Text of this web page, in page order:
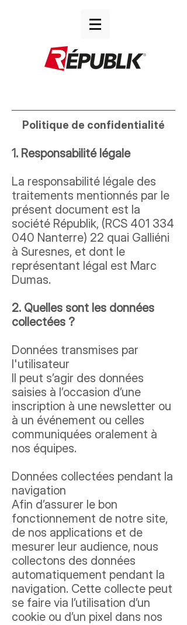
Politique de confidentialité
1. Responsabilité légale
La responsabilité légale des
traitements mentionnés par le
présent document est la
société Républik, (RCS 401 334
040 Nanterre) 22 quai Galliéni
à Suresnes, et dont le
représentant légal est Marc
Dumas.
2. Quelles sont les données
collectées ?
Données transmises par
l'utilisateur
Il peut s’agir des données
saisies à l’occasion d’une
inscription à une newsletter ou
à un événement ou celles
communiquées oralement à
nos équipes.
Données collectées pendant la
navigation
Afin d’assurer le bon
fonctionnement de notre site,
de nos applications et de
mesurer leur audience, nous
collectons des données
automatiquement pendant la
navigation. Cette collecte peut
se faire via l’utilisation d’un
cookie ou d’un pixel dans nos